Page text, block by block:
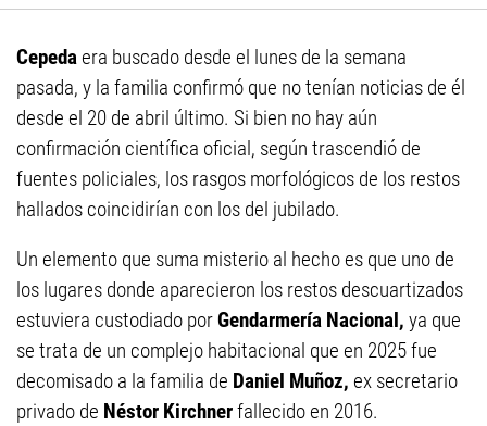
Cepedaera buscado desde el lunes de la semana
pasada, y la familia confirmó que no tenían noticias de él
desde el 20 de abril último. Si bien no hay aún
confirmación científica oficial, según trascendió de
fuentes policiales, los rasgos morfológicos de los restos
hallados coincidirían con los del jubilado.
Un elemento que suma misterio al hecho es que uno de
los lugares donde aparecieron los restos descuartizados
estuviera custodiado porGendarmería Nacional, ya que
se trata de un complejo habitacional que en 2025 fue
decomisado a la familia de Daniel Muñoz, ex secretario
privado de Néstor Kirchnerfallecido en 2016.